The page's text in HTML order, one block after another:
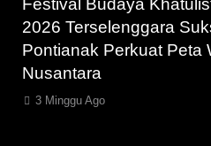
Festival Budaya
2026 Terselenggara
Pontianak Perkuat Peta
Nusantara
3 Minggu Ago